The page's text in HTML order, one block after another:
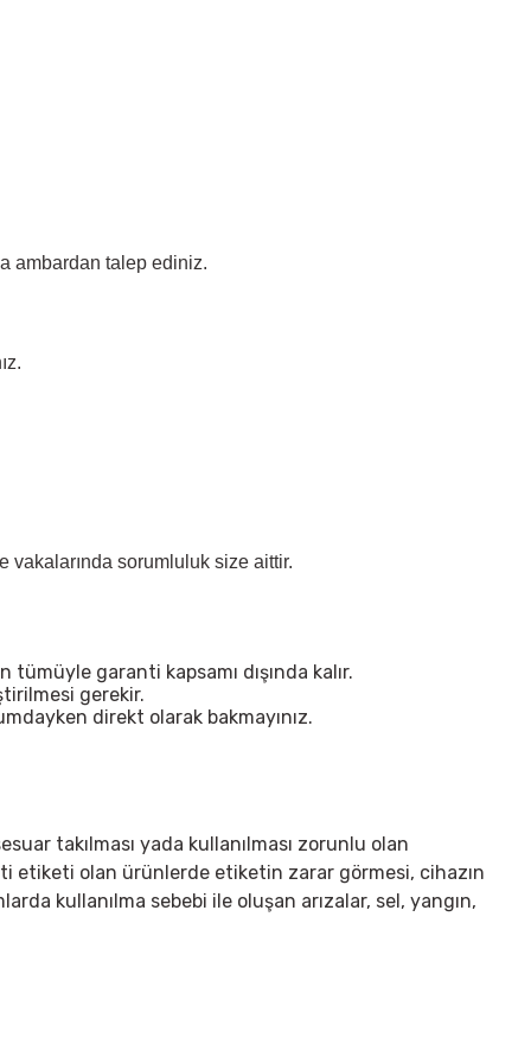
ambardan talep ediniz.
vakalarında sorumluluk size aittir.
garanti kapsamı dışında kalır.
gerekir.
direkt olarak bakmayınız.
takılması yada kullanılması zorunlu olan
etiketi olan ürünlerde etiketin zarar görmesi, cihazın
kullanılma sebebi ile oluşan arızalar, sel, yangın,